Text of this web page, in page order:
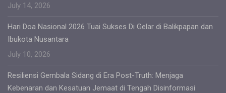
July 14, 2026
Hari Doa Nasional 2026 Tuai Sukses Di Gelar di Balikpapan dan
Ibukota Nusantara
July 10, 2026
Resiliensi Gembala Sidang di Era Post-Truth: Menjaga
Kebenaran dan Kesatuan Jemaat di Tengah Disinformasi